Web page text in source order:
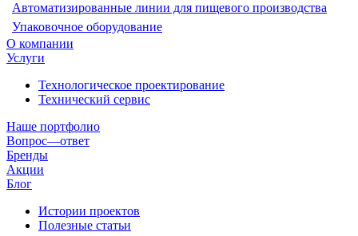
Автоматизированные линии для пищевого производства
Упаковочное оборудование
О компании
Услуги
Технологическое проектирование
Технический сервис
Наше портфолио
Вопрос—ответ
Бренды
Акции
Блог
Истории проектов
Полезные статьи